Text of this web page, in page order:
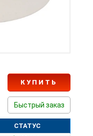
Быстрый заказ
КУПИТЬ
СТАТУС